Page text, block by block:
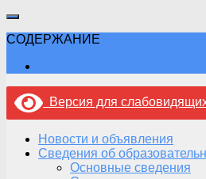
СОДЕРЖАНИЕ
Версия для
Новости и объявления
Сведения об
Основные сведения